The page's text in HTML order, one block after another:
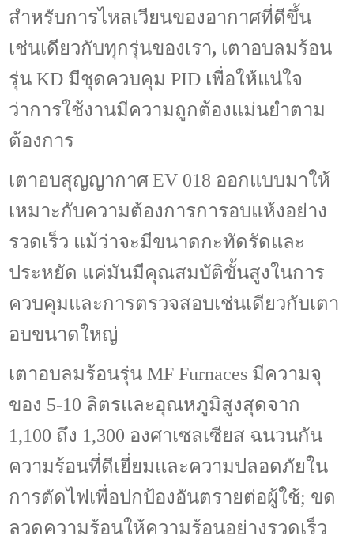
สำหรับการไหลเวียนของอากาศที่ดีขึ้น
เช่นเดียวกับทุกรุ่นของเรา, เตาอบลมร้อน
รุ่น KD มีชุดควบคุม PID เพื่อให้แน่ใจ
ว่าการใช้งานมีความถูกต้องแม่นยำตาม
ต้องการ
เตาอบสุญญากาศ EV 018 ออกแบบมาให้
เหมาะกับความต้องการการอบแห้งอย่าง
รวดเร็ว แม้ว่าจะมีขนาดกะทัดรัดและ
ประหยัด แค่มันมีคุณสมบัติขั้นสูงในการ
ควบคุมและการตรวจสอบเช่นเดียวกับเตา
อบขนาดใหญ่
เตาอบลมร้อนรุ่น MF Furnaces มีความจุ
ของ 5-10 ลิตรและอุณหภูมิสูงสุดจาก
1,100 ถึง 1,300 องศาเซลเซียส ฉนวนกัน
ความร้อนที่ดีเยี่ยมและความปลอดภัยใน
การตัดไฟเพื่อปกป้องอันตรายต่อผู้ใช้; ขด
ลวดความร้อนให้ความร้อนอย่างรวดเร็ว